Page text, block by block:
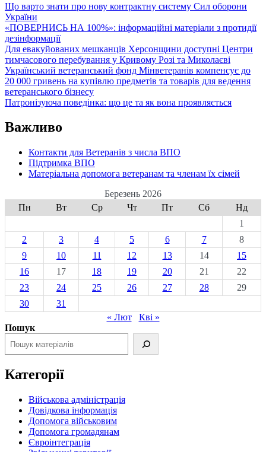
до
органу
податкової
служби
звернутися
громадянам
Що варто знати про нову контрактну систему Сил оборони
України
«ПОВЕРНИСЬ НА 100%»: інформаційні матеріали з протидії
дезінформації
Для евакуйованих мешканців Херсонщини доступні Центри
тимчасового перебування у Кривому Розі та Миколаєві
Український ветеранський фонд Мінветеранів компенсує до
20 000 гривень на купівлю предметів та товарів для ведення
ветеранського бізнесу
Патронізуюча поведінка: що це та як вона проявляється
Важливо
Контакти для Ветеранів з числа ВПО
Підтримка ВПО
Матеріальна допомога ветеранам та членам їх сімей
Березень 2026
Пн
Вт Ср Чт Пт Сб
Нд
1
2
3 4 5 6 7
8
9
10 11 12 13 14
15
16
17 18 19 20 21
22
23
24 25 26 27 28
29
30
31
« Лют
Кві »
Пошук
Категорії
Військова адміністрація
Довідкова інформація
Допомога військовим
Допомога громадянам
Євроінтеграція